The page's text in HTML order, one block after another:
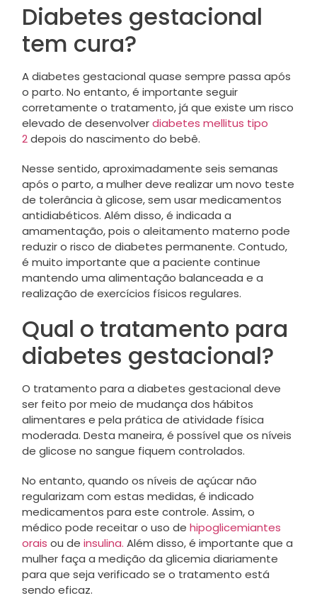
Diabetes gestacional
tem cura?
A diabetes gestacional quase sempre passa após
o parto. No entanto, é importante seguir
corretamente o tratamento, já que existe um risco
elevado de desenvolverdiabetes mellitus tipo
2depois do nascimento do bebê.
Nesse sentido, aproximadamente seis semanas
após o parto, a mulher deve realizar um novo teste
de tolerância à glicose, sem usar medicamentos
antidiabéticos. Além disso, é indicada a
amamentação, pois o aleitamento materno pode
reduzir o risco de diabetes permanente. Contudo,
é muito importante que a paciente continue
mantendo uma alimentação balanceada e a
realização de exercícios físicos regulares.
Qual o tratamento para
diabetes gestacional?
O tratamento para a diabetes gestacional deve
ser feito por meio de mudança dos hábitos
alimentares e pela prática de atividade física
moderada. Desta maneira, é possível que os níveis
de glicose no sangue fiquem controlados.
No entanto, quando os níveis de açúcar não
regularizam com estas medidas, é indicado
medicamentos para este controle. Assim, o
médico pode receitar o uso de hipoglicemiantes
orais ou de insulina. Além disso, é importante que a
mulher faça a medição da glicemia diariamente
para que seja verificado se o tratamento está
sendo eficaz.